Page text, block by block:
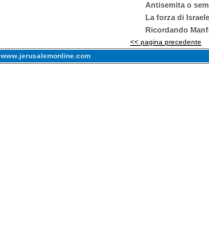
Antisemita o
La forza di
Ricordando
<< pagina precedente
www.jerusalemonline.com